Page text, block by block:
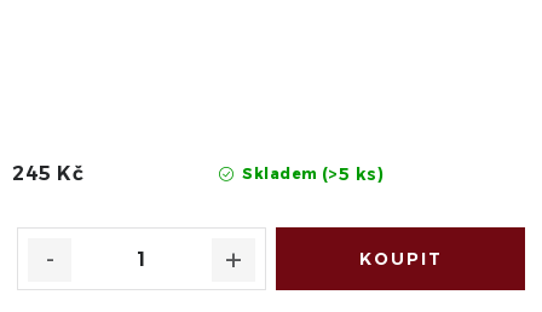
Skladem (>5 ks)
245 Kč